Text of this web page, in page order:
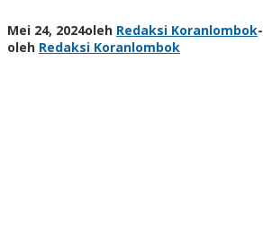
Mei 24, 2024oleh Redaksi Koranlombok-
oleh Redaksi Koranlombok